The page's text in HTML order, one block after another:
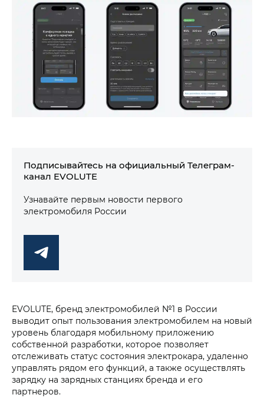
Подписывайтесь на официальный Телеграм-
канал EVOLUTE
Узнавайте первым новости первого
электромобиля России
EVOLUTE, бренд электромобилей №1 в России
выводит опыт пользования электромобилем на новый
уровень благодаря мобильному приложению
собственной разработки, которое позволяет
отслеживать статус состояния электрокара, удаленно
управлять рядом его функций, а также осуществлять
зарядку на зарядных станциях бренда и его
партнеров.